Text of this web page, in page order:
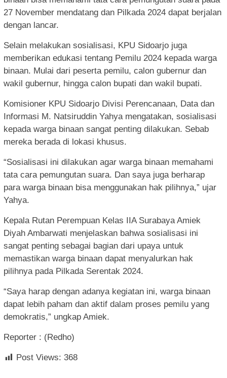
27 November mendatang dan Pilkada 2024 dapat berjalan
dengan lancar.
Selain melakukan sosialisasi, KPU Sidoarjo juga
memberikan edukasi tentang Pemilu 2024 kepada warga
binaan. Mulai dari peserta pemilu, calon gubernur dan
wakil gubernur, hingga calon bupati dan wakil bupati.
Komisioner KPU Sidoarjo Divisi Perencanaan, Data dan
Informasi M. Natsiruddin Yahya mengatakan, sosialisasi
kepada warga binaan sangat penting dilakukan. Sebab
mereka berada di lokasi khusus.
“Sosialisasi ini dilakukan agar warga binaan memahami
tata cara pemungutan suara. Dan saya juga berharap
para warga binaan bisa menggunakan hak pilihnya,” ujar
Yahya.
Kepala Rutan Perempuan Kelas IIA Surabaya Amiek
Diyah Ambarwati menjelaskan bahwa sosialisasi ini
sangat penting sebagai bagian dari upaya untuk
memastikan warga binaan dapat menyalurkan hak
pilihnya pada Pilkada Serentak 2024.
“Saya harap dengan adanya kegiatan ini, warga binaan
dapat lebih paham dan aktif dalam proses pemilu yang
demokratis,” ungkap Amiek.
Reporter : (Redho)
Post Views: 368